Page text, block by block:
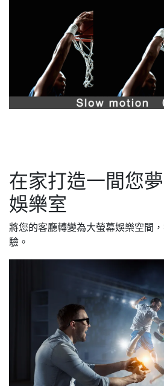
在家打造一間您
娛樂室
將您的客廳轉變為大螢幕娛樂空間
驗。